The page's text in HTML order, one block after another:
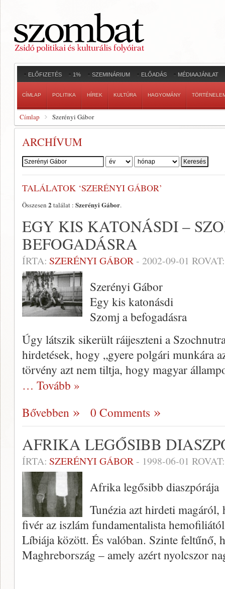
ELŐFIZETÉS 1% SZEMINÁRIUM ELŐADÁS MÉDIAAJÁNLAT
CÍMLAP POLITIKA HÍREK KULTÚRA HAGYOMÁNY
Címlap Szerényi Gábor
ARCHÍVUM
Szerző:
TALÁLATOK ‘SZERÉNYI GÁBOR’
Összesen 2 találat : Szerényi Gábor.
EGY KIS KATONÁSDI –
BEFOGADÁSRA
ÍRTA: SZERÉNYI GÁBOR- 2002-09-01
Szerényi Gábor
Egy kis katonásdi
Szomj a befogadásra
Úgy látszik sikerült ráijeszteni a
hirdeté­sek, hogy „gyere polgári munkára
törvény azt nem tiltja, hogy magyar
… Tovább »
Bővebben
0 Comments
AFRIKA LEGŐSIBB
ÍRTA: SZERÉNYI GÁBOR- 1998-06-01
Afrika legősibb diaszpórája
Tunézia azt hirdeti magáról,
fivér az iszlám fundamentalista
Líbiája között. És va­lóban. Szinte feltűnő,
Maghrebország – amely azért nyolcszor